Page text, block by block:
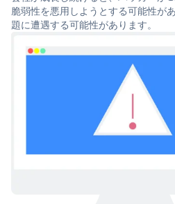
脆弱性を悪用しようとする可能性が
題に遭遇する可能性があります。